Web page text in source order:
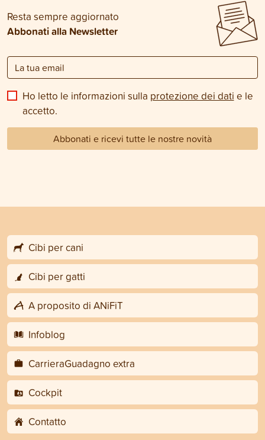
Resta sempre aggiornato
Abbonati alla Newsletter
Ho letto le informazioni sulla protezione dei dati e le
accetto.
Abbonati e ricevi tutte le nostre novità
Cibi per cani
Cibi per gatti
A proposito di ANiFiT
Infoblog
CarrieraGuadagno extra
Cockpit
Contatto